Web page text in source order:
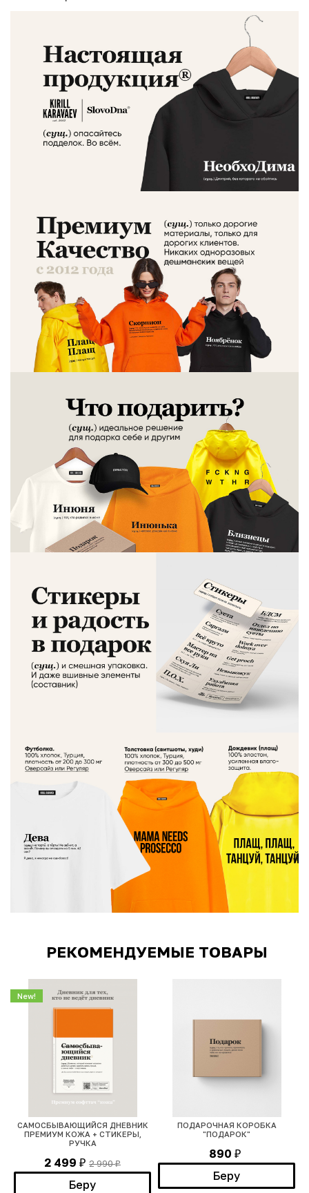
РЕКОМЕНДУЕМЫЕ ТОВАРЫ
САМОСБЫВАЮЩИЙСЯ ДНЕВНИК
ПРЕМИУМ КОЖА + СТИКЕРЫ,
РУЧКА
2 499 ₽ 2 990₽
Беру
New!
ПОДАРОЧНАЯ КОРОБКА
"ПОДАРОК"
890 ₽
Беру